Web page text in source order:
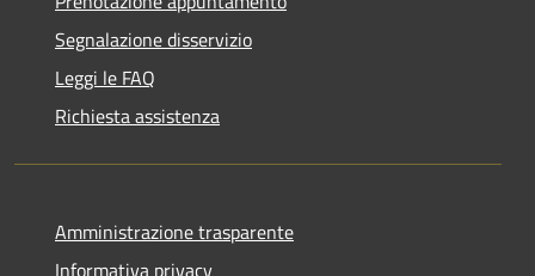
Segnalazione disservizio
Leggi le FAQ
Richiesta assistenza
Amministrazione trasparente
Informativa privacy